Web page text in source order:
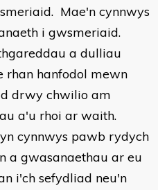
Mae'n cynnwys
i gwsmeriaid.
a dulliau
rhan hanfodol mewn
drwy chwilio am
a'u rhoi ar waith.
cynnwys pawb rydych
a gwasanaethau ar eu
i'ch sefydliad neu'n